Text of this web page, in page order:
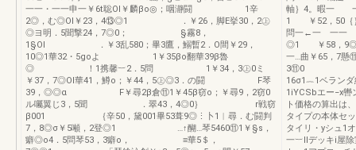
一一・一一申一￥6t聡Ol￥麟βo◎；咽瀞闘 1辛
2◎，む◎Ol￥23，4⑬◎1 ．￥26，脚E挙30，2㊤
◎ヨ明．5聞撃24，7◎0； §霧8，
1§Ol ．￥3乱580；畢3鷹，鰯暫2．O間￥29，
10◎1華32・5goよ 1￥35βo翻華39β魯
◎ ！1携馨︸2．5問 1￥34，3㊤0ミ
￥37，7◎Ol華41，鱒o；￥44，5㊤◎3．の闘 F琴
39，◎◎α F￥尋2β倉⑪1￥45β窃o；￥尋9，2窃0
ル囑翼じ3，5聞 ．翠43，4◎0｝ r戦窃
β001 ｛辛50，黛001畢53葺9◎⋮卜1︳尋．む闘判
7，8◎σ￥5噸，2登◎1 …↑醐…琴5460⑪1￥§s，
癖◎o4．5問琴53，3癖o， ≡華5＄，
軸｝4。暇一
1 ￥52，50｛
問一←一 一一
◎1 ￥58
一…曲￥65，7
3⑪0 ．1−
16σ1︷1ベラン
1iYCSbエー−x轡
ト価格の算出は
タイプの本体セ
タイリ・yシュ1
一︸Ilデッキi屋